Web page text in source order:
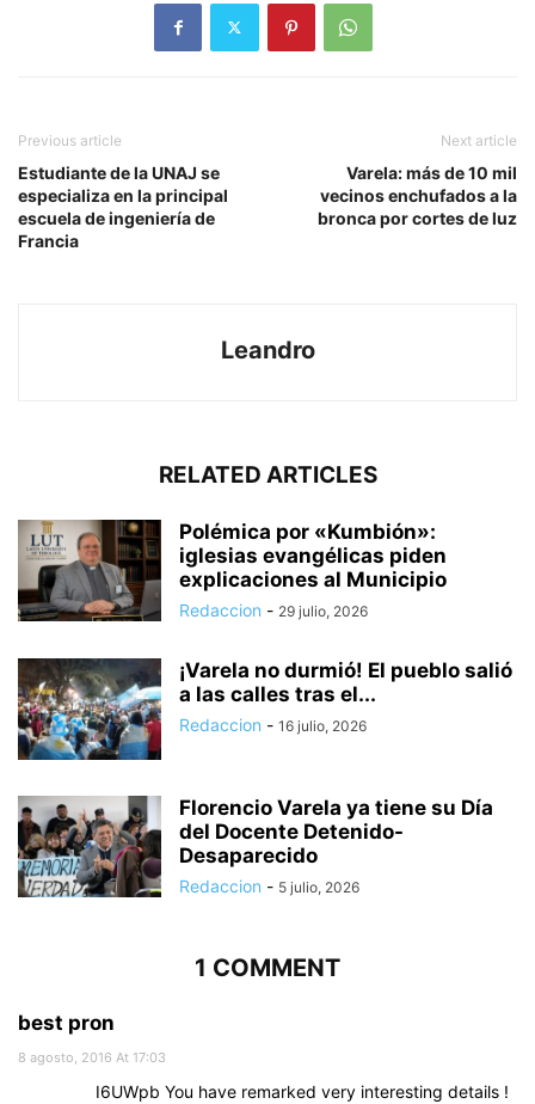
Previous article
Estudiante de la UNAJ se
especializa en la principal
escuela de ingeniería de
Francia
Next article
Varela: más de 10 mil
vecinos enchufados a la
bronca por cortes de luz
Leandro
RELATED ARTICLES
Polémica por «Kumbión»:
iglesias evangélicas piden
explicaciones al Municipio
Redaccion - 29 julio, 2026
¡Varela no durmió! El pueblo salió
a las calles tras el...
Redaccion - 16 julio, 2026
Florencio Varela ya tiene su Día
del Docente Detenido-
Desaparecido
Redaccion - 5 julio, 2026
1 COMMENT
best pron
8 agosto, 2016 At 17:03
I6UWpb You have remarked very interesting details !